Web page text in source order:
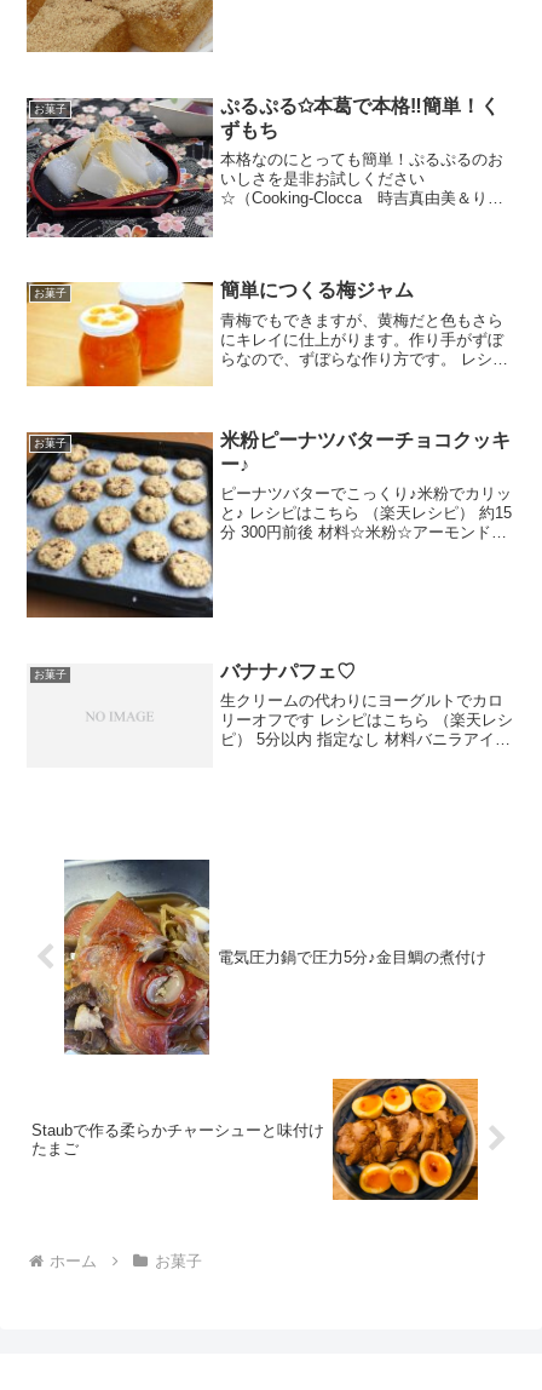
お菓子
ぷるぷる✩本葛で本格‼簡単！く
ずもち
本格なのにとっても簡単！ぷるぷるのお
いしさを是非お試しください
☆（Cooking-Clocca 時吉真由美＆りえ
お菓子 簡単につくる梅ジャム
青梅でもできますが、黄梅だと色もさら
にキレイに仕上がります。作り手がずぼ
らなので、ずぼらな作り方です。 レシピ
お菓子
米粉ピーナツバターチョコクッキ
ー♪
ピーナツバターでこっくり♪米粉でカリッ
と♪ レシピはこちら （楽天レシピ） 約15
分 300円前後 材料☆米粉☆アーモンドパ
お菓子 バナナパフェ♡
生クリームの代わりにヨーグルトでカロ
リーオフです レシピはこちら （楽天レシ
ピ） 5分以内 指定なし 材料バニラアイス
電気圧力鍋で圧力5分♪金目鯛の煮付け
Staubで作る柔らかチャーシューと味付け
たまご
ホーム お菓子